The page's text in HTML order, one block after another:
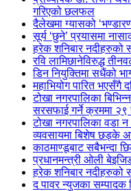
गरिएको छलफल
दैलेखमा ग्यासको
सूर्य ‘छुने’ प्रयासमा
हरेक शनिबार नदीहरुको
रवि लामिछानेविरुद्ध
डिन नियुक्तिमा सधैंको
महाभियोग पारित भएसँगै
टोखा नगरपालिका
सरसफाई गर्ने क्रममा २९
टोखा नगरपालिका वडा
व्यवसायमा बिशेष छड्के
काठमाण्डूबाट सबैभन्दा
प्रधानमन्त्री ओली
हरेक शनिबार नदीहरुको
द पावर न्युजका सम्पादक